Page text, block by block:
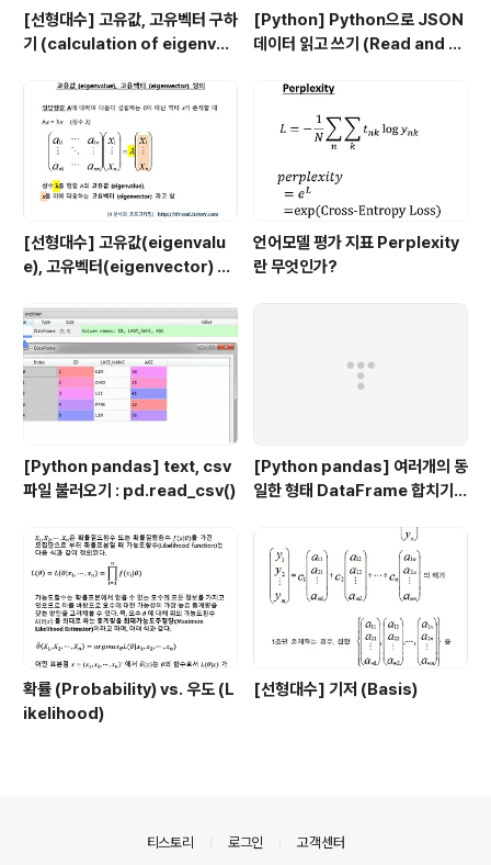
[선형대수] 고유값, 고유벡터 구하
기 (calculation of eigenval
[Python] Python으로 JSON
데이터 읽고 쓰기 (Read and W
[선형대수] 고유값(eigenvalu
e), 고유벡터(eigenvector) 의
언어모델 평가 지표 Perplexity
란 무엇인가?
[Python pandas] text, csv
파일 불러오기 : pd.read_csv()
[Python pandas] 여러개의 동
일한 형태 DataFrame 합치기 :
확률 (Probability) vs. 우도 (L
ikelihood)
[선형대수] 기저 (Basis)
티스토리 로그인 고객센터